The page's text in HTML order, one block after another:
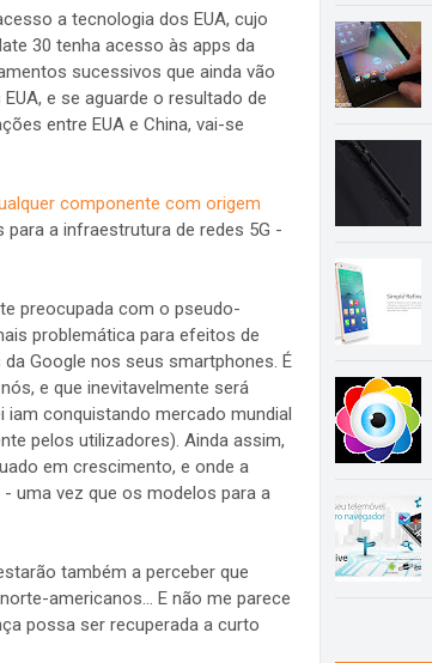
a tecnologia dos EUA, cujo
30 tenha acesso às apps da
sucessivos que ainda vão
e se aguarde o resultado de
entre EUA e China, vai-se
componente com origem
a infraestrutura de redes 5G -
preocupada com o pseudo-
problemática para efeitos de
Google nos seus smartphones. É
e que inevitavelmente será
iam conquistando mercado mundial
pelos utilizadores). Ainda assim,
em crescimento, e onde a
uma vez que os modelos para a
também a perceber que
americanos... E não me parece
possa ser recuperada a curto